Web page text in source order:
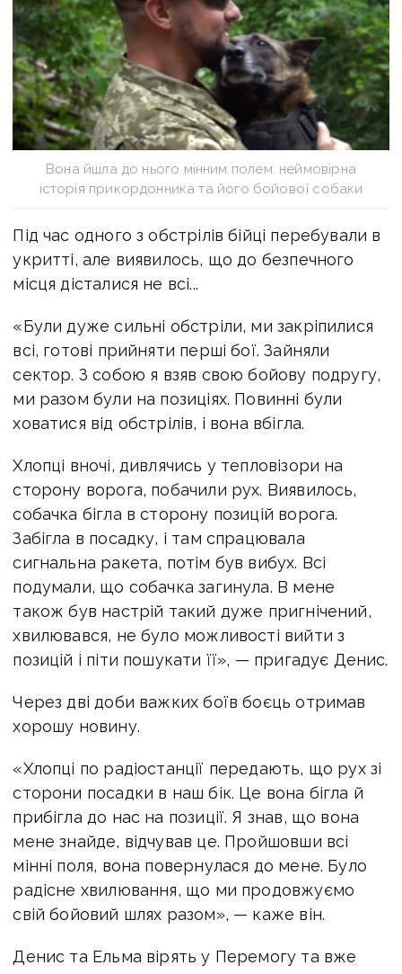
Вона йшла до нього мінним полем: неймовірна
історія прикордонника та його бойової собаки
Під час одного з обстрілів бійці перебували в
укритті, але виявилось, що до безпечного
місця дісталися не всі...
«Були дуже сильні обстріли, ми закріпилися
всі, готові прийняти перші бої. Зайняли
сектор. З собою я взяв свою бойову подругу,
ми разом були на позиціях. Повинні були
ховатися від обстрілів, і вона вбігла.
Хлопці вночі, дивлячись у тепловізори на
сторону ворога, побачили рух. Виявилось,
собачка бігла в сторону позицій ворога.
Забігла в посадку, і там спрацювала
сигнальна ракета, потім був вибух. Всі
подумали, що собачка загинула. В мене
також був настрій такий дуже пригнічений,
хвилювався, не було можливості вийти з
позицій і піти пошукати її», — пригадує Денис.
Через дві доби важких боїв боєць отримав
хорошу новину.
«Хлопці по радіостанції передають, що рух зі
сторони посадки в наш бік. Це вона бігла й
прибігла до нас на позиції. Я знав, що вона
мене знайде, відчував це. Пройшовши всі
мінні поля, вона повернулася до мене. Було
радісне хвилювання, що ми продовжуємо
свій бойовий шлях разом», — каже він.
Денис та Ельма вірять у Перемогу та вже